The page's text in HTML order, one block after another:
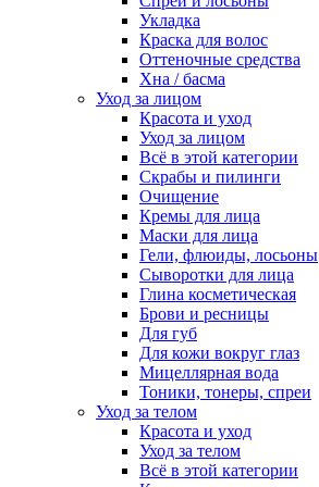
Укладка
Краска для волос
Оттеночные средства
Хна / басма
Уход за лицом
Красота и уход
Уход за лицом
Всё в этой категории
Скрабы и пилинги
Очищение
Кремы для лица
Маски для лица
Гели, флюиды, лосьоны
Сыворотки для лица
Глина косметическая
Брови и ресницы
Для губ
Для кожи вокруг глаз
Мицеллярная вода
Тоники, тонеры, спреи
Уход за телом
Красота и уход
Уход за телом
Всё в этой категории